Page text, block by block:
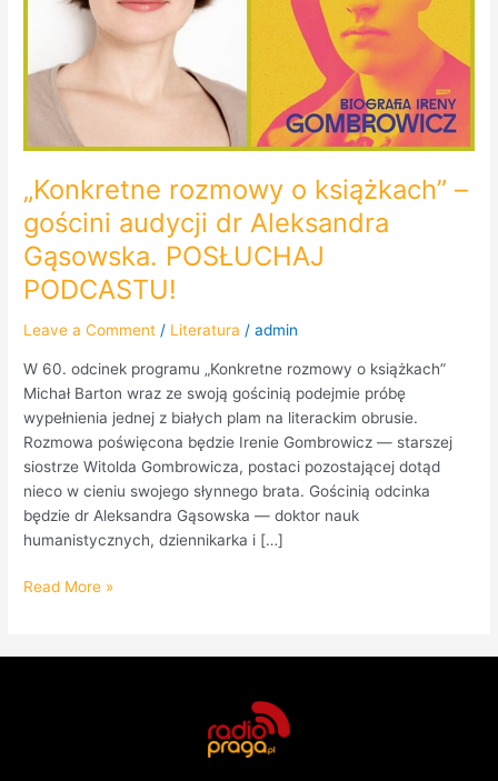
„Konkretne rozmowy o książkach” –
gościni audycji dr Aleksandra
Gąsowska. POSŁUCHAJ
PODCASTU!
Leave a Comment / Literatura /admin
W 60. odcinek programu „Konkretne rozmowy o książkach”
Michał Barton wraz ze swoją gościnią podejmie próbę
wypełnienia jednej z białych plam na literackim obrusie.
Rozmowa poświęcona będzie Irenie Gombrowicz — starszej
siostrze Witolda Gombrowicza, postaci pozostającej dotąd
nieco w cieniu swojego słynnego brata. Gościnią odcinka
będzie dr Aleksandra Gąsowska — doktor nauk
humanistycznych, dziennikarka i […]
Aleksandra
Gąsowska.
POSŁUCHAJ
PODCASTU!
Read More »